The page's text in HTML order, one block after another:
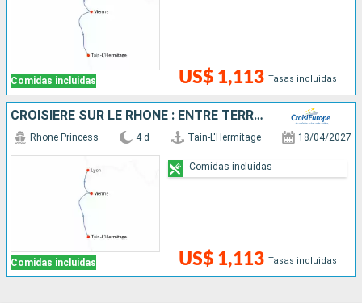
Comidas incluidas US$ 1,113 Tasas incluidas
CROISIÈRE SUR LE RHÔNE : ENTRE TERROIR, HISTOIRE ET TRADITIONS LOCALES
Comidas incluidas
Rhone Princess 4 d Tain-L'Hermitage 18/04/2027
US$ 1,113 Tasas incluidas
Comidas incluidas